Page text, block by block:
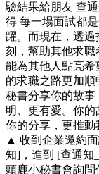
驗結果給朋友 查
得 每一場面試都
躍。而現在，透
刻，幫助其他求
能為其他人點亮希
的求職之路更加
秘書分享你的故
明、更有愛。你
你的分享，更推動
▲ 收到企業邀約
知]，進到 [查通知
頭鹿小秘書會詢